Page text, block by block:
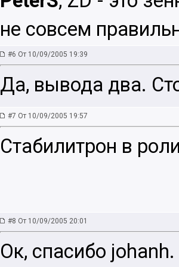
не совсем
#6 От 10/09/2005 19:39
Да, вывода два.
#7 От 10/09/2005 19:57
Стабилитрон в
#8 От 10/09/2005 20:01
Ок, спасибо johanh.